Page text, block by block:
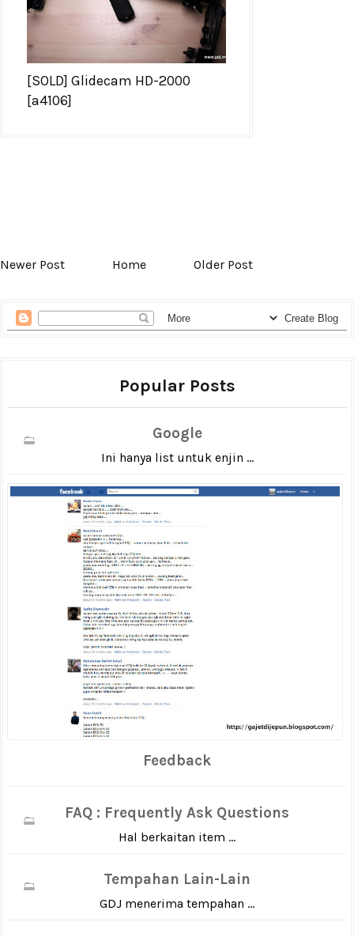
[SOLD] Glidecam HD-2000
[a4106]
Newer Post Home Older Post
Popular Posts
Google
Ini hanya list untuk enjin ...
Feedback
FAQ : Frequently Ask Questions
Hal berkaitan item ...
Tempahan Lain-Lain
GDJ menerima tempahan ...